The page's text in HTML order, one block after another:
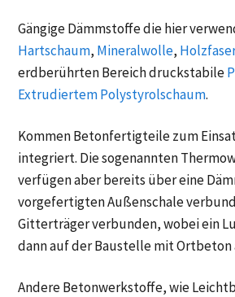
Gängige Dämmstoffe die hier
Hartschaum, Mineralwolle,
erdberührten Bereich druckstabile
Extrudiertem Polystyrolschaum.
Kommen Betonfertigteile zum
integriert. Die sogenannten
verfügen aber bereits über eine
vorgefertigten Außenschale
Gitterträger verbunden, wobei ein
dann auf der Baustelle mit
Andere Betonwerkstoffe, wie